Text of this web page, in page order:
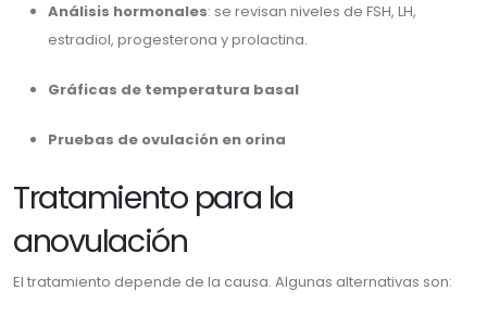
Análisis hormonales: se revisan niveles de FSH, LH,
estradiol, progesterona y prolactina.
Gráficas de temperatura basal
Pruebas de ovulación en orina
Tratamiento para la
anovulación
El tratamiento depende de la causa. Algunas alternativas son: